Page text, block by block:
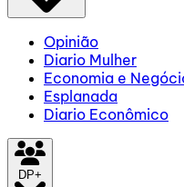
Opinião
Diario Mulher
Economia e
Esplanada
Diario Econômico
DP+